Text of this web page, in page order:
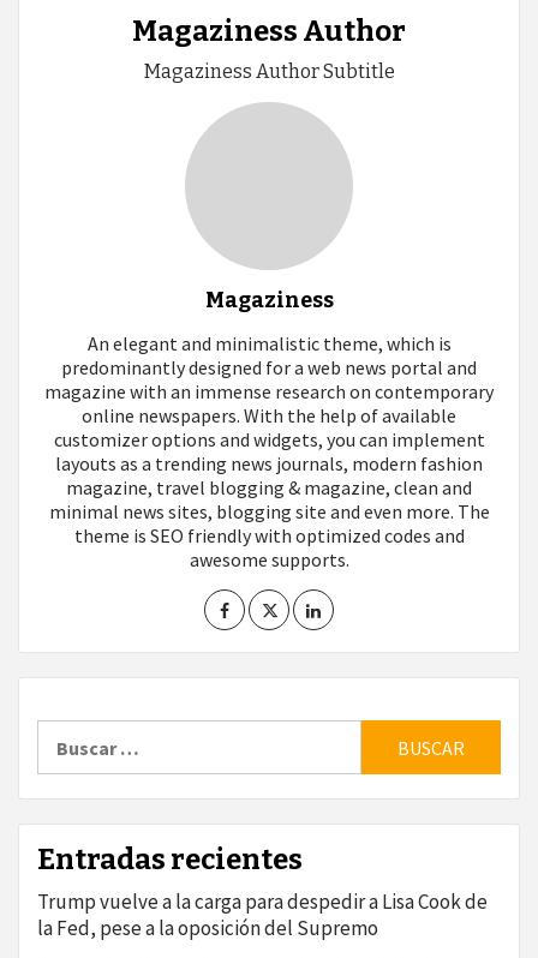
Magaziness Author
Magaziness Author Subtitle
Magaziness
An elegant and minimalistic theme, which is
predominantly designed for a web news portal and
magazine with an immense research on contemporary
online newspapers. With the help of available
customizer options and widgets, you can implement
layouts as a trending news journals, modern fashion
magazine, travel blogging & magazine, clean and
minimal news sites, blogging site and even more. The
theme is SEO friendly with optimized codes and
awesome supports.
Entradas recientes
Trump vuelve a la carga para despedir a Lisa Cook de
la Fed, pese a la oposición del Supremo